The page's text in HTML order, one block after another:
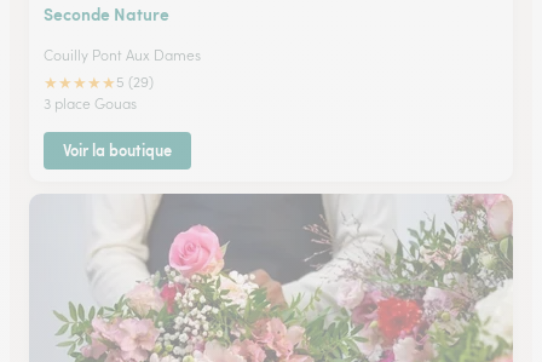
Seconde Nature
Couilly Pont Aux Dames
★★★★★ 5 (29)
3 place Gouas
Voir la boutique